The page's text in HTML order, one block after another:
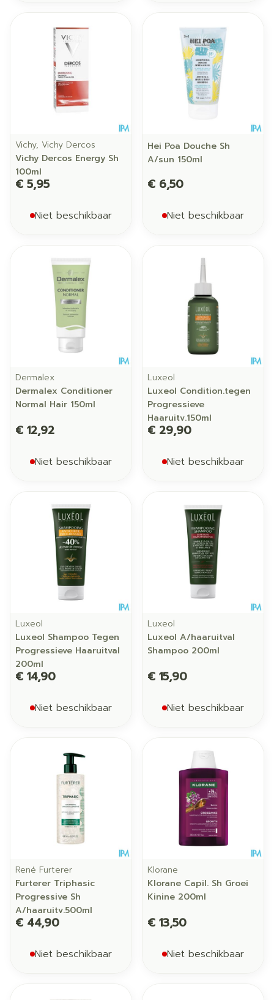
Vichy, Vichy Dercos
Vichy Dercos Energy Sh
100ml
€ 5,95
Niet beschikbaar
Hei Poa Douche Sh
A/sun 150ml
€ 6,50
Niet beschikbaar
Dermalex
Dermalex Conditioner
Normal Hair 150ml
€ 12,92
Niet beschikbaar
Luxeol
Luxeol Condition.tegen
Progressieve
Haaruitv.150ml
€ 29,90
Niet beschikbaar
Luxeol
Luxeol Shampoo Tegen
Progressieve Haaruitval
200ml
€ 14,90
Niet beschikbaar
Luxeol
Luxeol A/haaruitval
Shampoo 200ml
€ 15,90
Niet beschikbaar
René Furterer
Furterer Triphasic
Progressive Sh
A/haaruitv.500ml
€ 44,90
Niet beschikbaar
Klorane
Klorane Capil. Sh Groei
Kinine 200ml
€ 13,50
Niet beschikbaar